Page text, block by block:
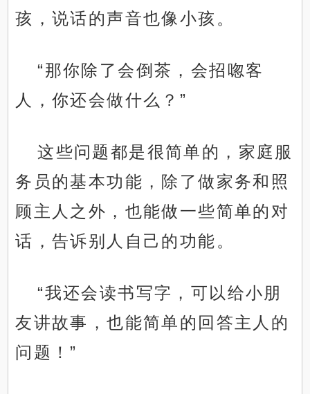
孩，说话的声音也像小孩。
“那你除了会倒茶，会招唿客
人，你还会做什么？”
这些问题都是很简单的，家庭服
务员的基本功能，除了做家务和照
顾主人之外，也能做一些简单的对
话，告诉别人自己的功能。
“我还会读书写字，可以给小朋
友讲故事，也能简单的回答主人的
问题！”